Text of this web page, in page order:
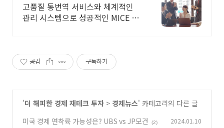
고품질 통번역 서비스와 체계적인
관리 시스템으로 성공적인 MICE 서
공감 구독하기
'더 해피한 경제 재테크 투자 > 경제뉴스' 카테고리의 다른 글
미국 경제 연착륙 가능성은? UBS vs JP모건
(2) 2024.01.10